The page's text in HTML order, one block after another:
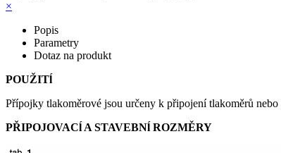
×
Popis
Parametry
Dotaz na produkt
POUŽITĺ
Přípojky tlakoměrové jsou určeny k připojení tlakoměrů
PŘIPOJOVACĺ A STAVEBNĺ ROZMĚRY